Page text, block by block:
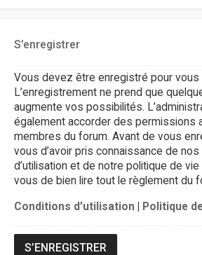
S’enregistrer
Vous devez être enregistré pour vous
L’enregistrement ne prend que
augmente vos possibilités.
également accorder des permissions
membres du forum. Avant de vous
vous d’avoir pris connaissance de
d’utilisation et de notre politique de
vous de bien lire tout le règlement du
Conditions d’utilisation Politique
S’ENREGISTRER